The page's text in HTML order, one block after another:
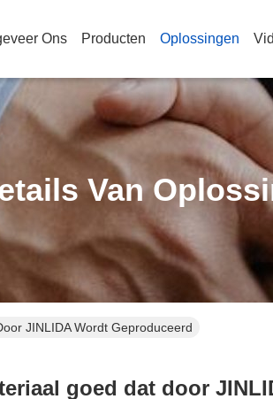
Ons Producten Oplossingen
Van
JINLIDA Wordt Geproduceerd
goed dat door